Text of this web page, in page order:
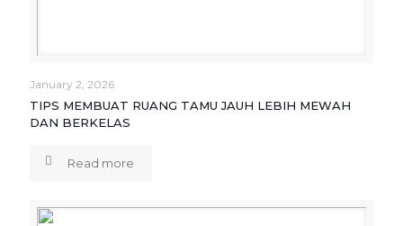
January 2, 2026
TIPS MEMBUAT RUANG TAMU JAUH LEBIH MEWAH
DAN BERKELAS
Read more